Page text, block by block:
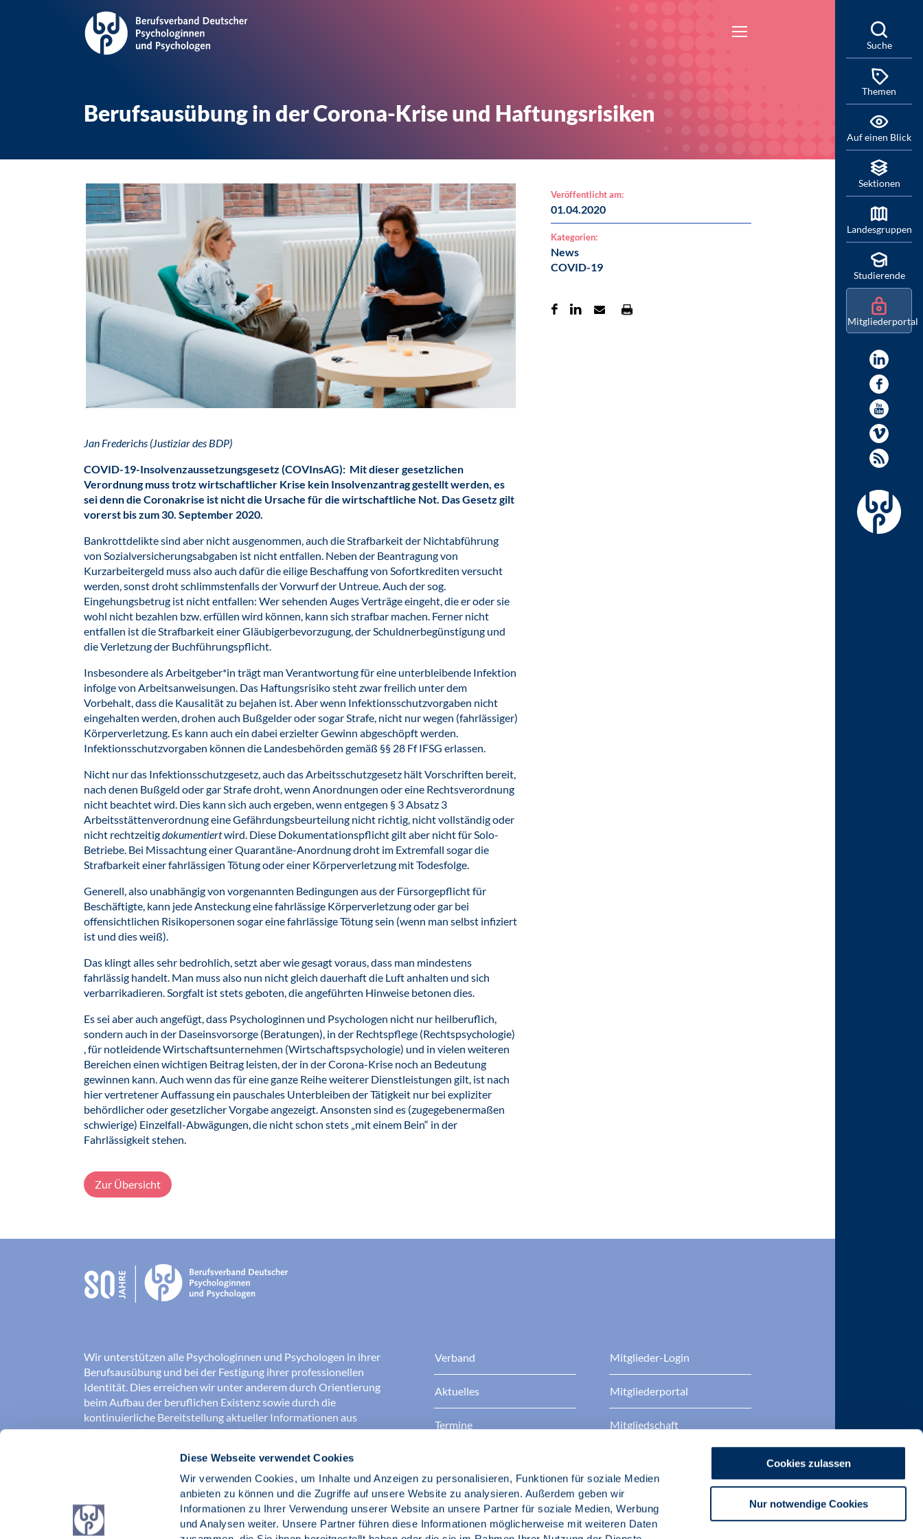
Diese Webseite verwendet Cookies
Wir verwenden Cookies, um Inhalte und Anzeigen zu personalisieren, Funktionen für soziale Medien
anbieten zu können und die Zugriffe auf unsere Website zu analysieren. Außerdem geben wir
Informationen zu Ihrer Verwendung unserer Website an unsere Partner für soziale Medien, Werbung
und Analysen weiter. Unsere Partner führen diese Informationen möglicherweise mit weiteren Daten
Cookies zulassen
Nur notwendige Cookies
Berufsausübung in der Corona-Krise und Haftungsrisiken
Jan Frederichs (Justiziar des BDP)
COVID-19-Insolvenzaussetzungsgesetz (COVInsAG): Mit dieser gesetzlichen
Verordnung muss trotz wirtschaftlicher Krise kein Insolvenzantrag gestellt werden, es
sei denn die Coronakrise ist nicht die Ursache für die wirtschaftliche Not. Das Gesetz gilt
vorerst bis zum 30. September 2020.
Bankrottdelikte sind aber nicht ausgenommen, auch die Strafbarkeit der Nichtabführung
von Sozialversicherungsabgaben ist nicht entfallen. Neben der Beantragung von
Kurzarbeitergeld muss also auch dafür die eilige Beschaffung von Sofortkrediten versucht
werden, sonst droht schlimmstenfalls der Vorwurf der Untreue. Auch der sog.
Eingehungsbetrug ist nicht entfallen: Wer sehenden Auges Verträge eingeht, die er oder sie
wohl nicht bezahlen bzw. erfüllen wird können, kann sich strafbar machen. Ferner nicht
entfallen ist die Strafbarkeit einer Gläubigerbevorzugung, der Schuldnerbegünstigung und
die Verletzung der Buchführungspflicht.
Insbesondere als Arbeitgeber*in trägt man Verantwortung für eine unterbleibende Infektion
infolge von Arbeitsanweisungen. Das Haftungsrisiko steht zwar freilich unter dem
Vorbehalt, dass die Kausalität zu bejahen ist. Aber wenn Infektionsschutzvorgaben nicht
eingehalten werden, drohen auch Bußgelder oder sogar Strafe, nicht nur wegen (fahrlässiger)
Körperverletzung. Es kann auch ein dabei erzielter Gewinn abgeschöpft werden.
Infektionsschutzvorgaben können die Landesbehörden gemäß §§ 28 Ff IFSG erlassen.
Nicht nur das Infektionsschutzgesetz, auch das Arbeitsschutzgesetz hält Vorschriften bereit,
nach denen Bußgeld oder gar Strafe droht, wenn Anordnungen oder eine Rechtsverordnung
nicht beachtet wird. Dies kann sich auch ergeben, wenn entgegen § 3 Absatz 3
Arbeitsstättenverordnung eine Gefährdungsbeurteilung nicht richtig, nicht vollständig oder
nicht rechtzeitigdokumentiertwird. Diese Dokumentationspflicht gilt aber nicht für Solo-
Betriebe. Bei Missachtung einer Quarantäne-Anordnung droht im Extremfall sogar die
Strafbarkeit einer fahrlässigen Tötung oder einer Körperverletzung mit Todesfolge.
Generell, also unabhängig von vorgenannten Bedingungen aus der Fürsorgepflicht für
Beschäftigte, kann jede Ansteckung eine fahrlässige Körperverletzung oder gar bei
offensichtlichen Risikopersonen sogar eine fahrlässige Tötung sein (wenn man selbst infiziert
ist und dies weiß).
Das klingt alles sehr bedrohlich, setzt aber wie gesagt voraus, dass man mindestens
fahrlässig handelt. Man muss also nun nicht gleich dauerhaft die Luft anhalten und sich
verbarrikadieren. Sorgfalt ist stets geboten, die angeführten Hinweise betonen dies.
Es sei aber auch angefügt, dass Psychologinnen und Psychologen nicht nur heilberuflich,
sondern auch in der Daseinsvorsorge (Beratungen), in der Rechtspflege (Rechtspsychologie)
, für notleidende Wirtschaftsunternehmen (Wirtschaftspsychologie) und in vielen weiteren
Bereichen einen wichtigen Beitrag leisten, der in der Corona-Krise noch an Bedeutung
gewinnen kann. Auch wenn das für eine ganze Reihe weiterer Dienstleistungen gilt, ist nach
hier vertretener Auffassung ein pauschales Unterbleiben der Tätigkeit nur bei expliziter
behördlicher oder gesetzlicher Vorgabe angezeigt. Ansonsten sind es (zugegebenermaßen
schwierige) Einzelfall-Abwägungen, die nicht schon stets „mit einem Bein“ in der
Fahrlässigkeit stehen.
Veröffentlicht am:
01.04.2020
Kategorien:
News
COVID-19
Zur Übersicht
Wir unterstützen alle Psychologinnen und Psychologen in ihrer
Berufsausübung und bei der Festigung ihrer professionellen
Identität. Dies erreichen wir unter anderem durch Orientierung
beim Aufbau der beruflichen Existenz sowie durch die
kontinuierliche Bereitstellung aktueller Informationen aus
Wissenschaft und Praxis für den Berufsalltag.
Wir erschließen und sichern Berufsfelder und sorgen dafür, dass
Erkenntnisse der Psychologie kompetent und verantwortungsvoll
umgesetzt werden. Darüber hinaus stärken wir das Ansehen aller
Psychologinnen und Psychologen in der Öffentlichkeit und
vertreten eigene berufspolitische Positionen in der Gesellschaft.
Verband
Aktuelles
Termine
Berufsethik
Fach- und Berufspolitik
Mitglieder-Login
Mitgliederportal
Mitgliedschaft
BDP Zertifizierungen
Suche
Themen
Auf einen Blick
Sektionen
Landesgruppen
Studierende
Mitgliederportal